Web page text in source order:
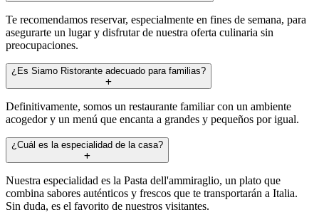
Te recomendamos reservar, especialmente en fines de semana, para
asegurarte un lugar y disfrutar de nuestra oferta culinaria sin
preocupaciones.
¿Es Siamo Ristorante adecuado para familias?
Definitivamente, somos un restaurante familiar con un ambiente
acogedor y un menú que encanta a grandes y pequeños por igual.
¿Cuál es la especialidad de la casa?
Nuestra especialidad es la Pasta dell'ammiraglio, un plato que
combina sabores auténticos y frescos que te transportarán a Italia.
Sin duda, es el favorito de nuestros visitantes.